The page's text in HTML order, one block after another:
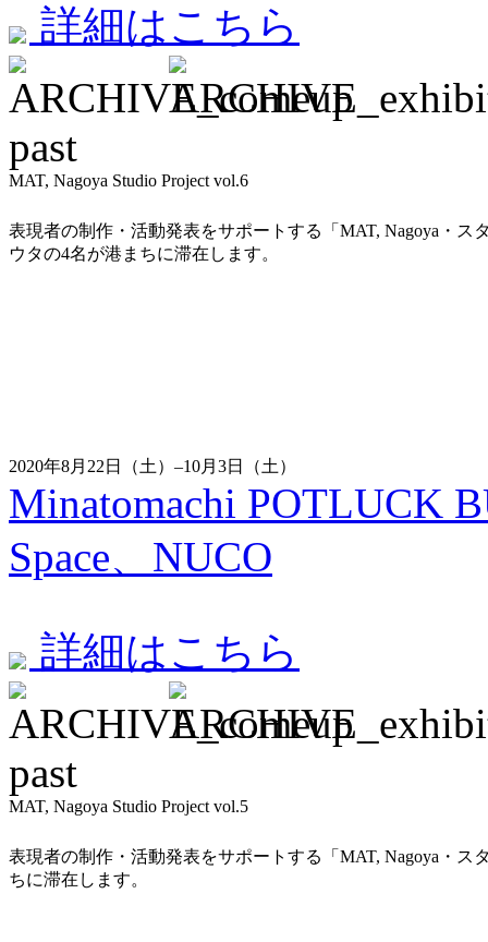
詳細はこちら
past
MAT, Nagoya Studio Project vol.6
表現者の制作・活動発表をサポートする「MAT, Nagoya・
ウタの4名が港まちに滞在します。
2020年8月22日（土）–10月3日（土）
Minatomachi POTLUCK
Space、NUCO
詳細はこちら
past
MAT, Nagoya Studio Project vol.5
表現者の制作・活動発表をサポートする「MAT, Nagoya・
ちに滞在します。